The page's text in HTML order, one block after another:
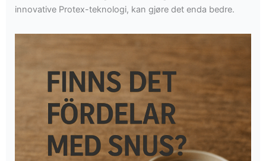
innovative Protex-teknologi, kan gjøre det enda bedre.